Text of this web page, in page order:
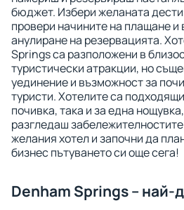
бюджет. Избери желаната
провери начините на плащане и
анулиране на резервацията.
Springs са разположени в
туристически атракции, но
уединение и възможност за
туристи. Хотелите са
почивка, така и за една
разгледаш
желания хотел и започни да
бизнес пътуването си още сега!
Denham Springs – най-